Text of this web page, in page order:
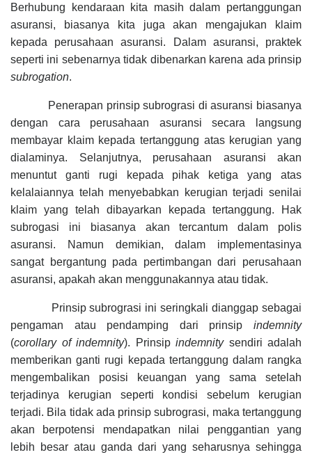
Berhubung kendaraan kita masih dalam pertanggungan
asuransi, biasanya kita juga akan mengajukan klaim
kepada perusahaan asuransi. Dalam asuransi, praktek
seperti ini sebenarnya tidak dibenarkan karena ada prinsip
subrogation.
Penerapan prinsip subrograsi di asuransi biasanya
dengan cara perusahaan asuransi secara langsung
membayar klaim kepada tertanggung atas kerugian yang
dialaminya. Selanjutnya, perusahaan asuransi akan
menuntut ganti rugi kepada pihak ketiga yang atas
kelalaiannya telah menyebabkan kerugian terjadi senilai
klaim yang telah dibayarkan kepada tertanggung. Hak
subrogasi ini biasanya akan tercantum dalam polis
asuransi. Namun demikian, dalam implementasinya
sangat bergantung pada pertimbangan dari perusahaan
asuransi, apakah akan menggunakannya atau tidak.
Prinsip subrograsi ini seringkali dianggap sebagai
pengaman atau pendamping dari prinsip indemnity
(corollary of indemnity). Prinsip indemnitysendiri adalah
memberikan ganti rugi kepada tertanggung dalam rangka
mengembalikan posisi keuangan yang sama setelah
terjadinya kerugian seperti kondisi sebelum kerugian
terjadi. Bila tidak ada prinsip subrograsi, maka tertanggung
akan berpotensi mendapatkan nilai penggantian yang
lebih besar atau ganda dari yang seharusnya sehingga